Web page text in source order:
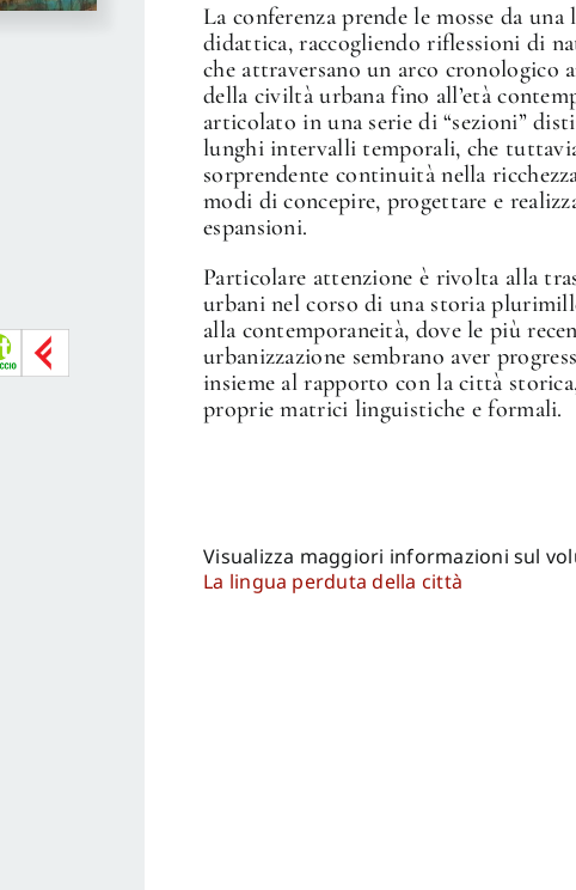
La conferenza prende le mosse da
didattica, raccogliendo riflessioni di
che attraversano un arco cronologico
della civiltà urbana fino all’età
articolato in una serie di “sezioni”
lunghi intervalli temporali, che
sorprendente continuità nella
modi di concepire, progettare e
espansioni.
Particolare attenzione è rivolta alla
urbani nel corso di una storia
alla contemporaneità, dove le più
urbanizzazione sembrano aver
insieme al rapporto con la città
proprie matrici linguistiche e formali.
Visualizza maggiori informazioni sul
La lingua perduta della città